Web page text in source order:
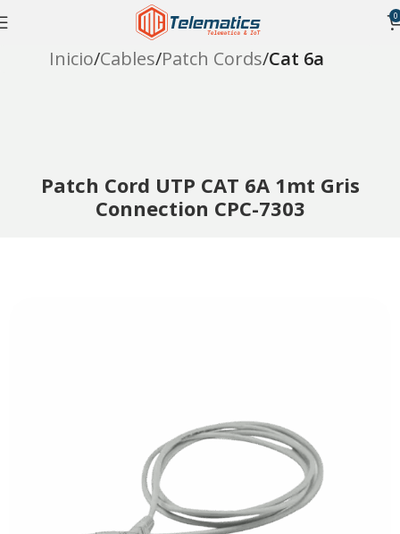
0
Inicio Cables Patch Cords Cat 6a
Patch Cord UTP CAT 6A 1mt Gris
Connection CPC-7303